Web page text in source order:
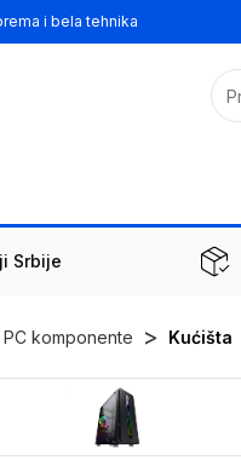
i bela tehnika
Srbije
PC komponente > Kućišta